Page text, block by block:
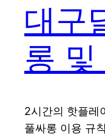
대구
롱 및
2시간의 핫플레
풀싸롱 이용 규